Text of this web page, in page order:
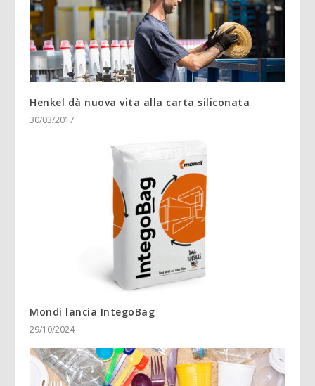
Henkel dà nuova vita alla carta siliconata
30/03/2017
Mondi lancia IntegoBag
29/10/2024